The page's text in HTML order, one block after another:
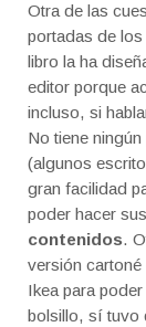
Otra de las
portadas de
libro la ha
editor porque
incluso, si
No tiene
(algunos
gran facilidad
poder hacer
contenidos.
versión
Ikea para
bolsillo, sí tuvo